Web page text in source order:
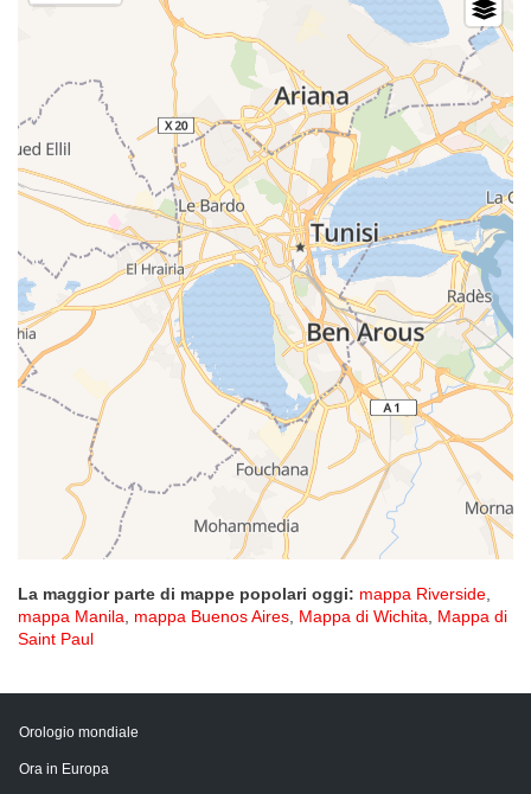
La maggior parte di mappe popolari oggi: mappa Riverside,
mappa Manila, mappa Buenos Aires, Mappa di Wichita, Mappa di
Saint Paul
Orologio mondiale
Ora in Europa